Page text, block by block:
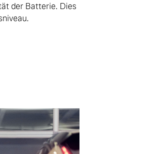
der Batterie. Dies